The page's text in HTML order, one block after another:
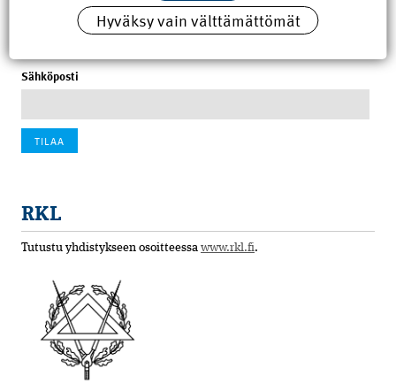
Tilaa uutiskirje
Sähköposti
RKL
Tutustu yhdistykseen osoitteessa www.rkl.fi.
Hyväksy vain välttämättömät